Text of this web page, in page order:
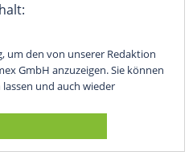
um den von unserer Redaktion
GmbH anzuzeigen. Sie können
und auch wieder